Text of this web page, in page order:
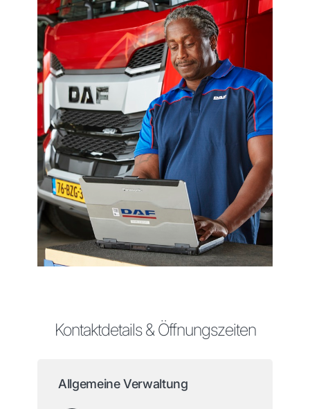
Kontaktdetails & Öffnungszeiten
Allgemeine Verwaltung